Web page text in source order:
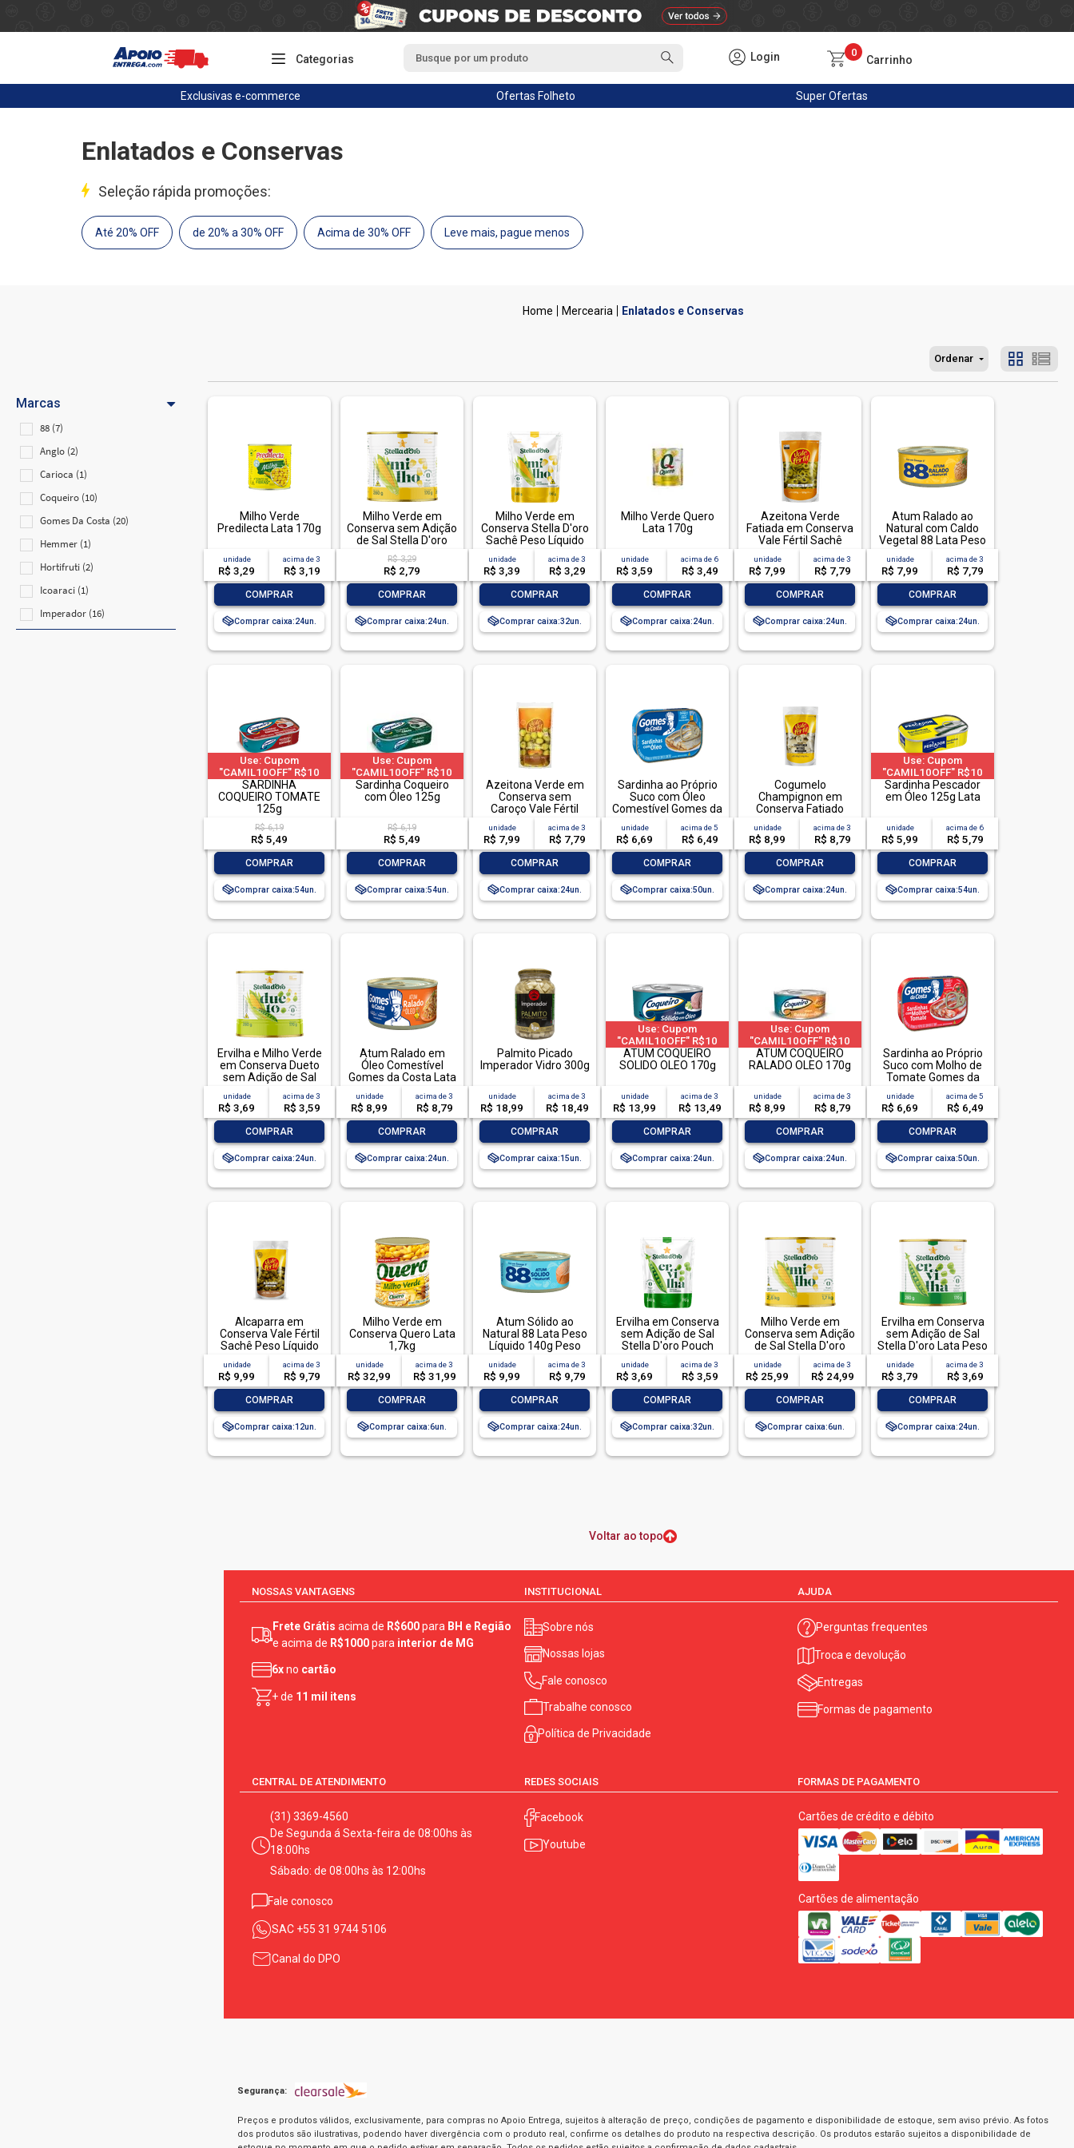
Categorias Login 0
Carrinho
Exclusivas e-commerce Ofertas Folheto SuperOfertas
Enlatados e Conservas
Seleção rápida promoções:
Até 20% OFF de 20% a 30% OFF Acima de 30% OFF Leve mais, pague menos
Marcas
88 (7)
Anglo (2)
Carioca (1)
Coqueiro (10)
Gomes Da Costa (20)
Hemmer (1)
Hortifruti (2)
Icoaraci (1)
Imperador (16)
Mercearia Enlatados e Conservas
Ordenar
Milho Verde
Predilecta Lata 170g
unidade
R$ 3,29
acima de3
R$ 3,19
COMPRAR
Comprar caixa:24
Milho Verde em
Conserva sem Adição
de Sal Stella D'oro
Lata Peso Líquido
280g Peso Drenado
170g
R$ 3,29
R$ 2,79
COMPRAR
Comprar caixa:24
Milho Verde em
Conserva Stella D'oro
Sachê Peso Líquido
240g Peso Drenado
unidade
R$ 3,39
acima de3
R$ 3,29
COMPRAR
Comprar caixa:32
Milho Verde Quero
Lata 170g
unidade
R$ 3,59
acima de 6
R$ 3,49
COMPRAR
Comprar caixa:24
Azeitona Verde
Fatiada em Conserva
Vale Fértil Sachê
Peso Líquido 230g
Peso Drenado 120g
unidade
R$ 7,99
acima de3
R$ 7,79
COMPRAR
Comprar caixa:24
Atum Ralado ao
Natural com Caldo
Vegetal 88 Lata Peso
Líquido 140g Peso
Drenado 105g
unidade
R$ 7,99
acima de3
R$ 7,79
COMPRAR
Comprar caixa:24
Use: Cupom
"CAMIL10OFF" R$10
OFF em compras acima
de R$ 40 | limitado a 2
pedido por CPF
SARDINHA
COQUEIRO TOMATE
125g
R$ 6,19
R$ 5,49
COMPRAR
Comprar caixa:54
Use: Cupom
"CAMIL10OFF" R$10
OFF em compras acima
de R$ 40 | limitado a 2
Sardinha Coqueiro
com Óleo 125g
R$ 6,19
R$ 5,49
COMPRAR
Comprar caixa:54
Azeitona Verde em
Conserva sem
Caroço Vale Fértil
Sachê Peso Líquido
240g Peso Drenado
unidade
R$ 7,99
acima de3
R$ 7,79
COMPRAR
Comprar caixa:24
Sardinha ao Próprio
Suco com Óleo
Comestível Gomes da
Costa Lata Peso
Líquido 125g Peso
Drenado 75g
unidade
R$ 6,69
acima de5
R$ 6,49
COMPRAR
Comprar caixa:50
Cogumelo
Champignon em
Conserva Fatiado
Vale Fértil Sachê
Peso Líquido 160g
Peso Drenado 100g
unidade
R$ 8,99
acima de3
R$ 8,79
COMPRAR
Comprar caixa:24
Use: Cupom
"CAMIL10OFF" R$10
OFF em compras acima
de R$ 40 | limitado a 2
Sardinha Pescador
em Óleo 125g Lata
unidade
R$ 5,99
acima de 6
R$ 5,79
COMPRAR
Comprar caixa:54
Ervilha e Milho Verde
em Conserva Dueto
sem Adição de Sal
Stella D'oro Lata Peso
Líquido 280g Peso
Drenado 170g
unidade
R$ 3,69
acima de3
R$ 3,59
COMPRAR
Comprar caixa:24
Atum Ralado em
Óleo Comestível
Gomes da Costa Lata
Peso Líquido 170g
Peso Drenado 130g
unidade
R$ 8,99
acima de3
R$ 8,79
COMPRAR
Comprar caixa:24
Palmito Picado
Imperador Vidro 300g
unidade
R$ 18,99
acima de3
R$ 18,49
COMPRAR
Comprar caixa:15
Use: Cupom
"CAMIL10OFF" R$10
OFF em compras acima
de R$ 40 | limitado a 2
ATUM COQUEIRO
SOLIDO OLEO 170g
unidade
R$ 13,99
acima de3
R$ 13,49
COMPRAR
Comprar caixa:24
Use: Cupom
"CAMIL10OFF" R$10
OFF em compras acima
de R$ 40 | limitado a 2
ATUM COQUEIRO
RALADO OLEO 170g
unidade
R$ 8,99
acima de3
R$ 8,79
COMPRAR
Comprar caixa:24
Sardinha ao Próprio
Suco com Molho de
Tomate Gomes da
Costa Lata Peso
Líquido 125g Peso
Drenado 75g
unidade
R$ 6,69
acima de5
R$ 6,49
COMPRAR
Comprar caixa:50
Alcaparra em
Conserva Vale Fértil
Sachê Peso Líquido
160g Peso Drenado
unidade
R$ 9,99
acima de3
R$ 9,79
COMPRAR
Comprar caixa:12
Milho Verde em
Conserva Quero Lata
1,7kg
unidade
R$ 32,99
acima de3
R$ 31,99
COMPRAR
Comprar caixa:6
Atum Sólido ao
Natural 88 Lata Peso
Líquido 140g Peso
Drenado 98g
unidade
R$ 9,99
acima de3
R$ 9,79
COMPRAR
Comprar caixa:24
Ervilha em Conserva
sem Adição de Sal
Stella D'oro Pouch
Peso Líquido 240g
Peso Drenado 170g
unidade
R$ 3,69
acima de3
R$ 3,59
COMPRAR
Comprar caixa:32
Milho Verde em
Conserva sem Adição
de Sal Stella D'oro
Lata Peso Líquido
2,6kg Peso Drenado
1,7kg
unidade
R$ 25,99
acima de3
R$ 24,99
COMPRAR
Comprar caixa:6
Ervilha em Conserva
sem Adição de Sal
Stella D'oro Lata Peso
Líquido 280g Peso
Drenado 170g
unidade
R$ 3,79
acima de3
R$ 3,69
COMPRAR
Comprar caixa:24
Voltar ao topo
NOSSAS VANTAGENS
Frete Grátis acima de R$600para BH e Região
e acima de R$1000para interior de MG
6xno cartão
+ de 11 mil itens
INSTITUCIONAL
Sobre nós
Nossas lojas
Fale conosco
Trabalhe conosco
Política de Privacidade
AJUDA
Perguntas frequentes
Troca e devolução
Entregas
Formas de pagamento
CENTRAL DE ATENDIMENTO
(31) 3369-4560
De Segunda á Sexta-feira de 08:00hs às
18:00hs
Sábado: de 08:00hs às 12:00hs
Fale conosco
SAC +55 31 9744 5106
Canal do DPO
REDES SOCIAIS
Facebook
Youtube
FORMAS DE PAGAMENTO
Cartões de crédito e débito
Cartões de alimentação
Segurança:
Preços e produtos válidos, exclusivamente, para compras no Apoio Entrega, sujeitos à alteração de preço, condições de pagamento e disponibilidade de estoque, sem aviso prévio. As fotos
dos produtos são ilustrativas, podendo haver divergência com o produto real, confirme os detalhes do produto na respectiva descrição. Os produtos estarão sujeitos a disponibilidade de